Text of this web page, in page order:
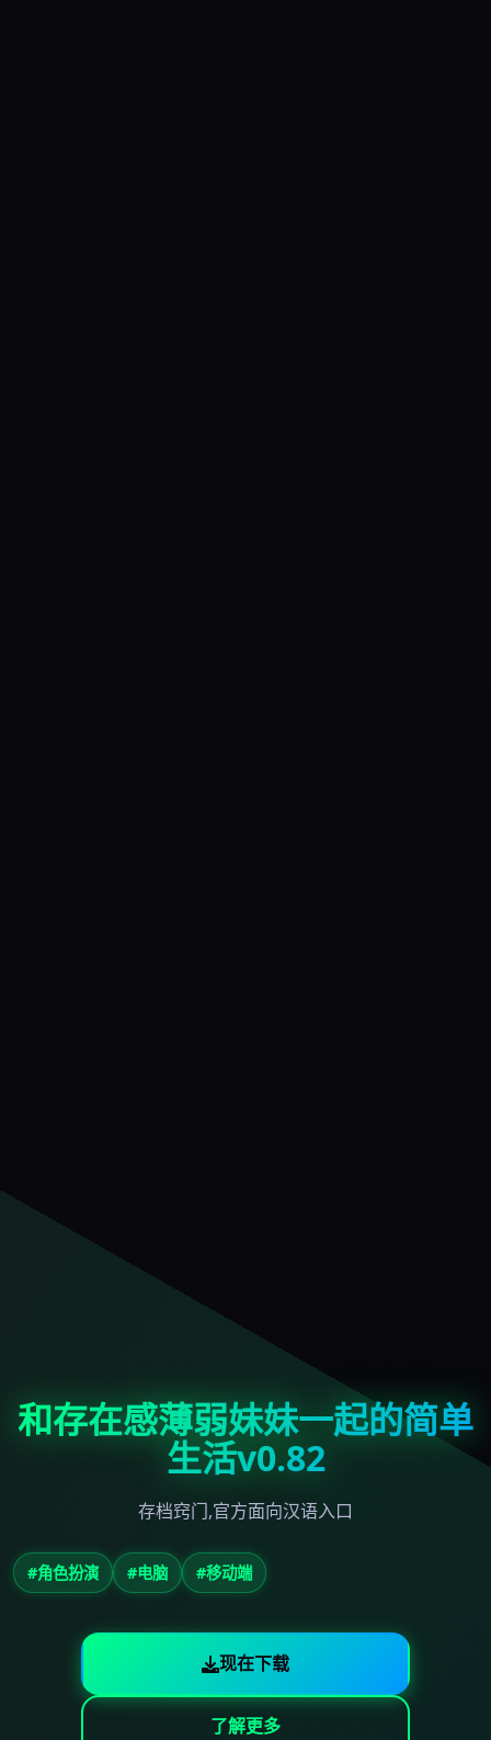
和存在感薄弱妹妹一起的简单
生活v0.82
存档窍门,官方面向汉语入口
#角色扮演 #电脑 #移动端
现在下载
了解更多